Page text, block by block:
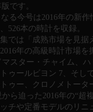
です。
る今号は2016年の新作
526本の時計を収録。
では「成熟市場を見据
年の高級時計市場を
スター・チャイム、
ゥールビヨン 7、そし
ゥー、クロノメトータ
ら迫った2016年の“超
チや定番モデルのリニ